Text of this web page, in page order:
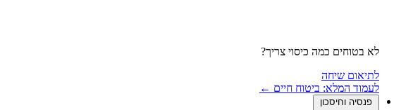
לא בטוחים כמה כיסוי צריך?
לתיאום שיחה
לעמוד המלא: ביטוח חיים ←
פנסיה וחיסכון